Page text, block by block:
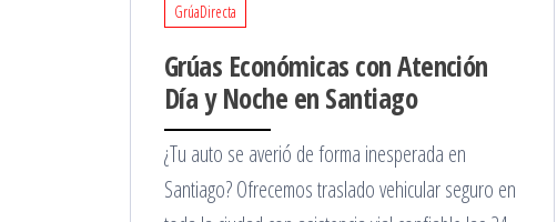
GrúaDirecta
Grúas Económicas con Atención
Día y Noche en Santiago
¿Tu auto se averió de forma inesperada en
Santiago? Ofrecemos traslado vehicular seguro en